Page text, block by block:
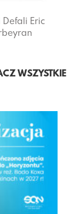
Defali Eric
WSZYSTKIE